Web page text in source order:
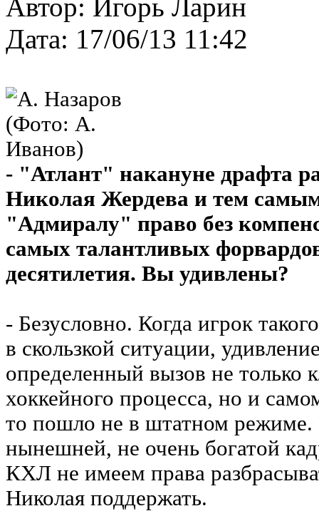
Автор: Игорь Ларин
Дата: 17/06/13 11:42
- "Атлант" накануне драфта
Николая Жердева и тем
"Адмиралу" право без
самых талантливых
десятилетия. Вы удивлены?
- Безусловно. Когда игрок
в скользкой ситуации,
определенный вызов не только
хоккейного процесса, но и
то пошло не в штатном режиме.
нынешней, не очень богатой
КХЛ не имеем права
Николая поддержать.